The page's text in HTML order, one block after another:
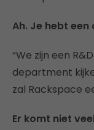
Ah. Je hebt
“We zijn een
department
zal Rackspace
Er komt niet